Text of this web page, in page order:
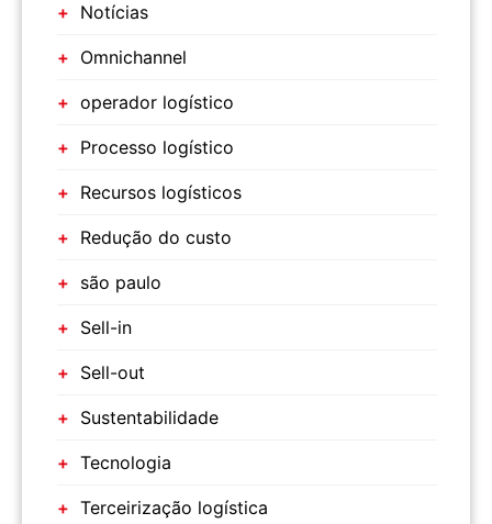
Notícias
Omnichannel
operador logístico
Processo logístico
Recursos logísticos
Redução do custo
são paulo
Sell-in
Sell-out
Sustentabilidade
Tecnologia
Terceirização logística